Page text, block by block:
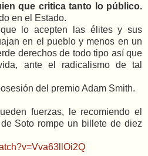
que critica tanto lo público.
en el Estado.
lo acepten las élites y sus
en el pueblo y menos en un
derechos de todo tipo así que
ante el radicalismo de tal
del premio Adam Smith.
fuerzas, le recomiendo el
Soto rompe un billete de diez